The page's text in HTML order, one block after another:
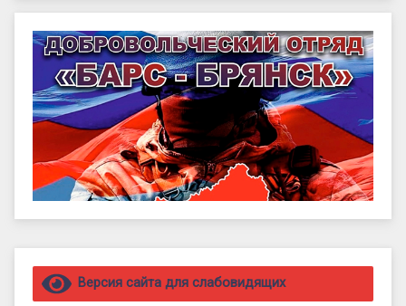
Правый сайдбар
Версия сайта для слабовидящих